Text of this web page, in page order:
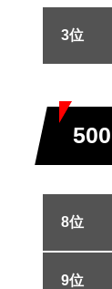
3位
8位
9位